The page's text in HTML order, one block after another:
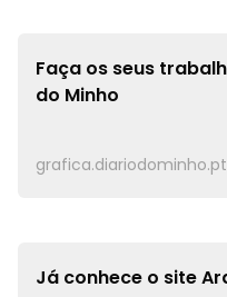
Faça os seus
do Minho
grafica.diariodominho.pt
Já conhece o site